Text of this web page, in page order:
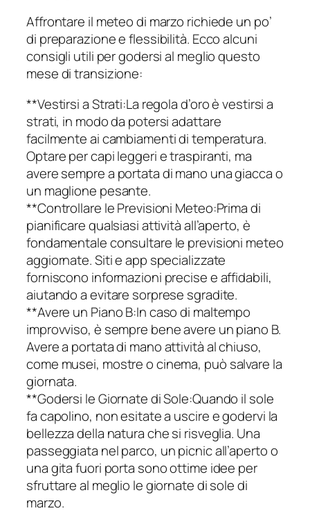
Affrontare il meteo di marzo richiede un po’
di preparazione e flessibilità. Ecco alcuni
consigli utili per godersi al meglio questo
mese di transizione:
**Vestirsi a Strati:La regola d’oro è vestirsi a
strati, in modo da potersi adattare
facilmente ai cambiamenti di temperatura.
Optare per capi leggeri e traspiranti, ma
avere sempre a portata di mano una giacca o
un maglione pesante.
**Controllare le Previsioni Meteo:Prima di
pianificare qualsiasi attività all’aperto, è
fondamentale consultare le previsioni meteo
aggiornate. Siti e app specializzate
forniscono informazioni precise e affidabili,
aiutando a evitare sorprese sgradite.
**Avere un Piano B:In caso di maltempo
improvviso, è sempre bene avere un piano B.
Avere a portata di mano attività al chiuso,
come musei, mostre o cinema, può salvare la
giornata.
**Godersi le Giornate di Sole:Quando il sole
fa capolino, non esitate a uscire e godervi la
bellezza della natura che si risveglia. Una
passeggiata nel parco, un picnic all’aperto o
una gita fuori porta sono ottime idee per
sfruttare al meglio le giornate di sole di
marzo.